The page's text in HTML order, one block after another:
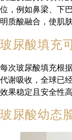
位，例如鼻梁、下
明质酸融合，使肌
玻尿酸填充
每次玻尿酸填充根
代谢吸收，全球已
效果稳定且安全性高
玻尿酸幼态